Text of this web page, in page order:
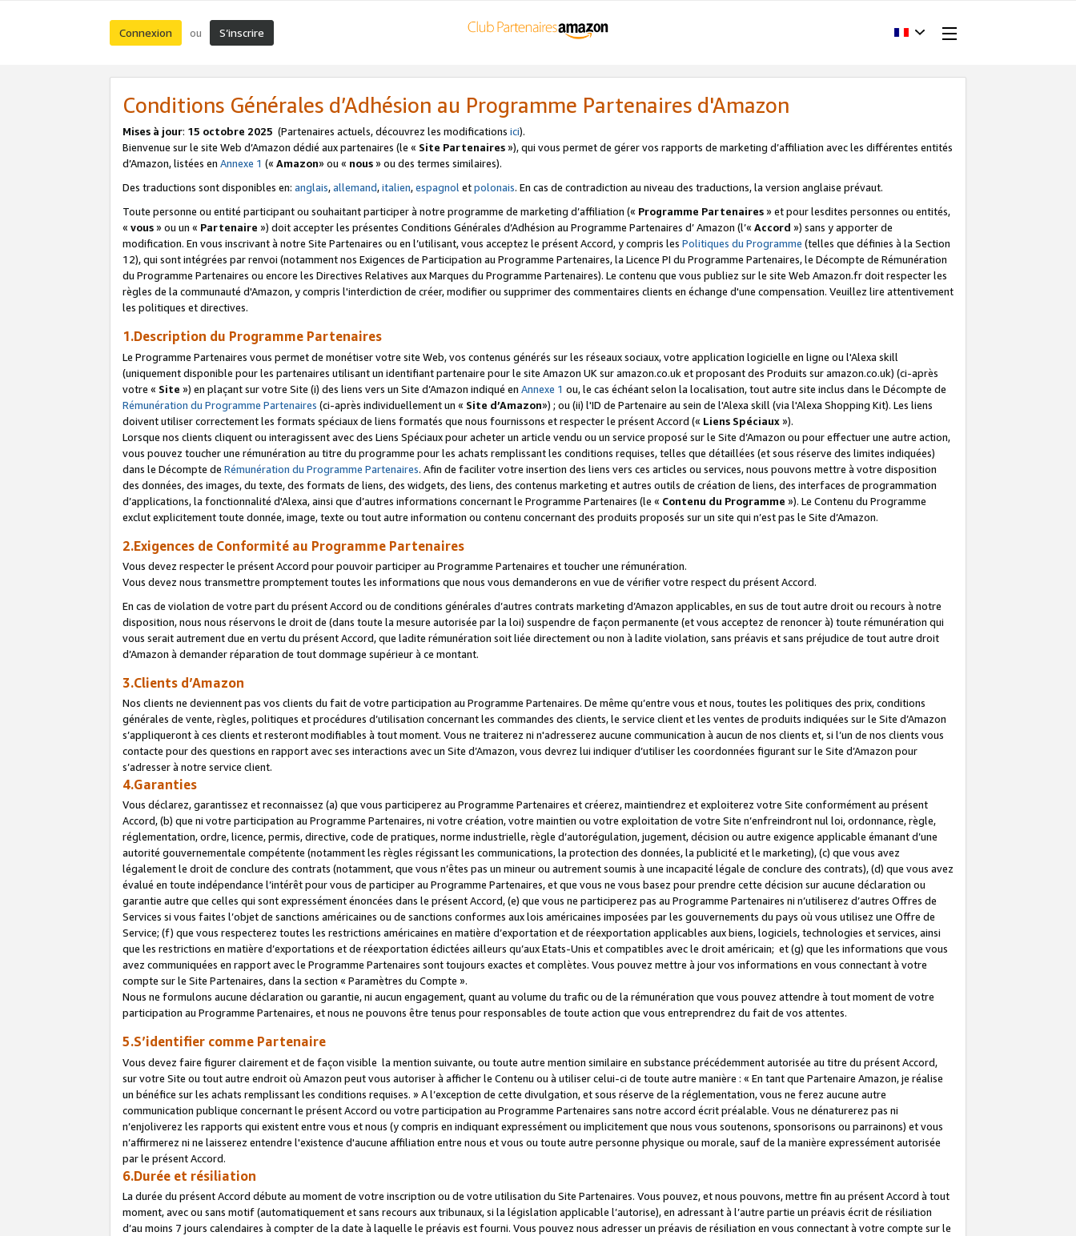
Connexion ou S’inscrire
Conditions Générales d’Adhésion au Programme Partenaires d'Amazon
Mises à jour: 15 octobre 2025 (Partenaires actuels, découvrez les modifications ici).
Bienvenue sur le site Web d’Amazon dédié aux partenaires (le « Site Partenaires»), qui vous permet de gérer vos rapports de marketing d’affiliation avec les différentes entités
d’Amazon, listées en Annexe 1 (« Amazon» ou « nous» ou des termes similaires).
Des traductions sont disponibles en: anglais,allemand,italien,espagnoletpolonais. En cas de contradiction au niveau des traductions, la version anglaise prévaut.
Toute personne ou entité participant ou souhaitant participer à notre programme de marketing d’affiliation (« Programme Partenaires» et pour lesdites personnes ou entités,
« vous» ou un « Partenaire ») doit accepter les présentes Conditions Générales d’Adhésion au Programme Partenaires d’ Amazon (l’« Accord ») sans y apporter de
modification. En vous inscrivant à notre Site Partenaires ou en l’utilisant, vous acceptez le présent Accord, y compris les Politiques du Programme (telles que définies à la Section
12), qui sont intégrées par renvoi (notamment nos Exigences de Participation au Programme Partenaires, la Licence PI du Programme Partenaires, le Décompte de Rémunération
du Programme Partenaires ou encore les Directives Relatives aux Marques du Programme Partenaires). Le contenu que vous publiez sur le site Web Amazon.fr doit respecter les
règles de la communauté d'Amazon, y compris l'interdiction de créer, modifier ou supprimer des commentaires clients en échange d'une compensation. Veuillez lire attentivement
les politiques et directives.
1.Description du Programme Partenaires
Le Programme Partenaires vous permet de monétiser votre site Web, vos contenus générés sur les réseaux sociaux, votre application logicielle en ligne ou l'Alexa skill
(uniquement disponible pour les partenaires utilisant un identifiant partenaire pour le site Amazon UK sur amazon.co.uk et proposant des Produits sur amazon.co.uk) (ci-après
votre « Site ») en plaçant sur votre Site (i) des liens vers un Site d’Amazon indiqué en Annexe 1 ou, le cas échéant selon la localisation, tout autre site inclus dans le Décompte de
Rémunération du Programme Partenaires (ci-après individuellement un « Site d’Amazon») ; ou (ii) l'ID de Partenaire au sein de l'Alexa skill (via l'Alexa Shopping Kit). Les liens
doivent utiliser correctement les formats spéciaux de liens formatés que nous fournissons et respecter le présent Accord (« Liens Spéciaux»).
Lorsque nos clients cliquent ou interagissent avec des Liens Spéciaux pour acheter un article vendu ou un service proposé sur le Site d’Amazon ou pour effectuer une autre action,
vous pouvez toucher une rémunération au titre du programme pour les achats remplissant les conditions requises, telles que détaillées (et sous réserve des limites indiquées)
dans le Décompte de Rémunération du Programme Partenaires. Afin de faciliter votre insertion des liens vers ces articles ou services, nous pouvons mettre à votre disposition
des données, des images, du texte, des formats de liens, des widgets, des liens, des contenus marketing et autres outils de création de liens, des interfaces de programmation
d’applications, la fonctionnalité d'Alexa, ainsi que d’autres informations concernant le Programme Partenaires (le « Contenu du Programme »). Le Contenu du Programme
exclut explicitement toute donnée, image, texte ou tout autre information ou contenu concernant des produits proposés sur un site qui n’est pas le Site d’Amazon.
2.Exigences de Conformité au Programme Partenaires
Vous devez respecter le présent Accord pour pouvoir participer au Programme Partenaires et toucher une rémunération.
Vous devez nous transmettre promptement toutes les informations que nous vous demanderons en vue de vérifier votre respect du présent Accord.
En cas de violation de votre part du présent Accord ou de conditions générales d’autres contrats marketing d’Amazon applicables, en sus de tout autre droit ou recours à notre
disposition, nous nous réservons le droit de (dans toute la mesure autorisée par la loi) suspendre de façon permanente (et vous acceptez de renoncer à) toute rémunération qui
vous serait autrement due en vertu du présent Accord, que ladite rémunération soit liée directement ou non à ladite violation, sans préavis et sans préjudice de tout autre droit
d’Amazon à demander réparation de tout dommage supérieur à ce montant.
3.Clients d’Amazon
Nos clients ne deviennent pas vos clients du fait de votre participation au Programme Partenaires. De même qu’entre vous et nous, toutes les politiques des prix, conditions
générales de vente, règles, politiques et procédures d’utilisation concernant les commandes des clients, le service client et les ventes de produits indiquées sur le Site d’Amazon
s’appliqueront à ces clients et resteront modifiables à tout moment. Vous ne traiterez ni n'adresserez aucune communication à aucun de nos clients et, si l’un de nos clients vous
contacte pour des questions en rapport avec ses interactions avec un Site d’Amazon, vous devrez lui indiquer d’utiliser les coordonnées figurant sur le Site d’Amazon pour
s’adresser à notre service client.
4.Garanties
Vous déclarez, garantissez et reconnaissez (a) que vous participerez au Programme Partenaires et créerez, maintiendrez et exploiterez votre Site conformément au présent
Accord, (b) que ni votre participation au Programme Partenaires, ni votre création, votre maintien ou votre exploitation de votre Site n’enfreindront nul loi, ordonnance, règle,
réglementation, ordre, licence, permis, directive, code de pratiques, norme industrielle, règle d’autorégulation, jugement, décision ou autre exigence applicable émanant d’une
autorité gouvernementale compétente (notamment les règles régissant les communications, la protection des données, la publicité et le marketing), (c) que vous avez
légalement le droit de conclure des contrats (notamment, que vous n’êtes pas un mineur ou autrement soumis à une incapacité légale de conclure des contrats), (d) que vous avez
évalué en toute indépendance l’intérêt pour vous de participer au Programme Partenaires, et que vous ne vous basez pour prendre cette décision sur aucune déclaration ou
garantie autre que celles qui sont expressément énoncées dans le présent Accord, (e) que vous ne participerez pas au Programme Partenaires ni n’utiliserez d’autres Offres de
Services si vous faites l’objet de sanctions américaines ou de sanctions conformes aux lois américaines imposées par les gouvernements du pays où vous utilisez une Offre de
Service; (f) que vous respecterez toutes les restrictions américaines en matière d’exportation et de réexportation applicables aux biens, logiciels, technologies et services, ainsi
que les restrictions en matière d’exportations et de réexportation édictées ailleurs qu’aux Etats-Unis et compatibles avec le droit américain; et (g) que les informations que vous
avez communiquées en rapport avec le Programme Partenaires sont toujours exactes et complètes. Vous pouvez mettre à jour vos informations en vous connectant à votre
compte sur le Site Partenaires, dans la section « Paramètres du Compte ».
Nous ne formulons aucune déclaration ou garantie, ni aucun engagement, quant au volume du trafic ou de la rémunération que vous pouvez attendre à tout moment de votre
participation au Programme Partenaires, et nous ne pouvons être tenus pour responsables de toute action que vous entreprendrez du fait de vos attentes.
5.S’identifier comme Partenaire
Vous devez faire figurer clairement et de façon visible la mention suivante, ou toute autre mention similaire en substance précédemment autorisée au titre du présent Accord,
sur votre Site ou tout autre endroit où Amazon peut vous autoriser à afficher le Contenu ou à utiliser celui-ci de toute autre manière : « En tant que Partenaire Amazon, je réalise
un bénéfice sur les achats remplissant les conditions requises. » A l’exception de cette divulgation, et sous réserve de la réglementation, vous ne ferez aucune autre
communication publique concernant le présent Accord ou votre participation au Programme Partenaires sans notre accord écrit préalable. Vous ne dénaturerez pas ni
n’enjoliverez les rapports qui existent entre vous et nous (y compris en indiquant expressément ou implicitement que nous vous soutenons, sponsorisons ou parrainons) et vous
n’affirmerez ni ne laisserez entendre l'existence d'aucune affiliation entre nous et vous ou toute autre personne physique ou morale, sauf de la manière expressément autorisée
par le présent Accord.
6.Durée et résiliation
La durée du présent Accord débute au moment de votre inscription ou de votre utilisation du Site Partenaires. Vous pouvez, et nous pouvons, mettre fin au présent Accord à tout
moment, avec ou sans motif (automatiquement et sans recours aux tribunaux, si la législation applicable l’autorise), en adressant à l’autre partie un préavis écrit de résiliation
d’au moins 7 jours calendaires à compter de la date à laquelle le préavis est fourni. Vous pouvez nous adresser un préavis de résiliation en vous connectant à votre compte sur le